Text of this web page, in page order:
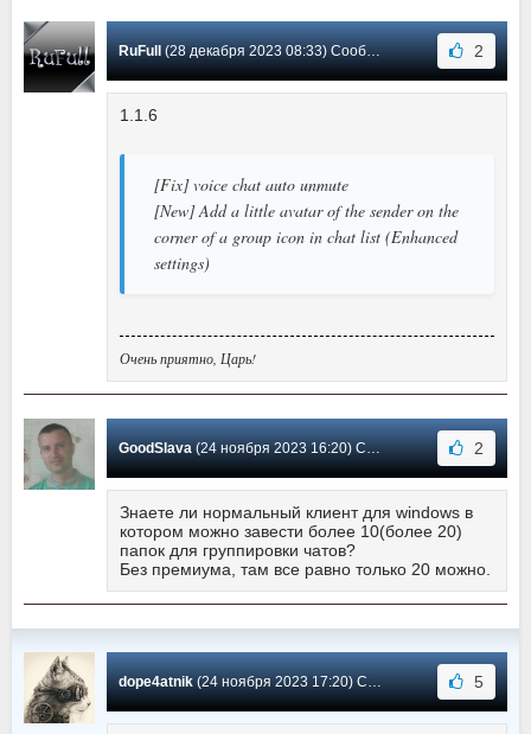
RuFull(28 декабря 2023 08:33) Сообщение #17 2
1.1.6
[Fix] voice chat auto unmute
[New] Add a little avatar of the sender on the
corner of a group icon in chat list (Enhanced
settings)
Очень приятно, Царь!
GoodSlava(24 ноября 2023 16:20) Сообщение #16 2
Знаете ли нормальный клиент для windows в
котором можно завести более 10(более 20)
папок для группировки чатов?
Без премиума, там все равно только 20 можно.
dope4atnik(24 ноября 2023 17:20) Сообщение #15 5